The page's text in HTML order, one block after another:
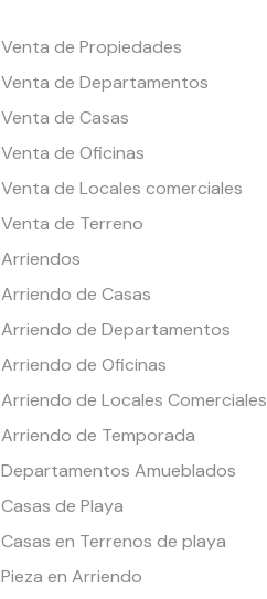
Venta de Propiedades
Venta de Departamentos
Venta de Casas
Venta de Oficinas
Venta de Locales comerciales
Venta de Terreno
Arriendos
Arriendo de Casas
Arriendo de Departamentos
Arriendo de Oficinas
Arriendo de Locales Comerciales
Arriendo de Temporada
Departamentos Amueblados
Casas de Playa
Casas en Terrenos de playa
Pieza en Arriendo